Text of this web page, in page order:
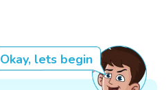
Okay, lets begin